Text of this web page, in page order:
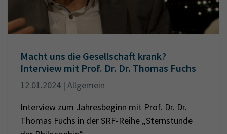
Macht uns die Gesellschaft krank?
Interview mit Prof. Dr. Dr. Thomas Fuchs
12.01.2024 | Allgemein
Interview zum Jahresbeginn mit Prof. Dr. Dr.
Thomas Fuchs in der SRF-Reihe „Sternstunde